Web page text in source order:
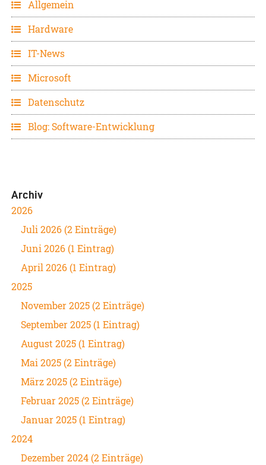
Allgemein
Hardware
IT-News
Microsoft
Datenschutz
Blog: Software-Entwicklung
Archiv
2026
Juli 2026 (2 Einträge)
Juni 2026 (1 Eintrag)
April 2026 (1 Eintrag)
2025
November 2025 (2 Einträge)
September 2025 (1 Eintrag)
August 2025 (1 Eintrag)
Mai 2025 (2 Einträge)
März 2025 (2 Einträge)
Februar 2025 (2 Einträge)
Januar 2025 (1 Eintrag)
2024
Dezember 2024 (2 Einträge)